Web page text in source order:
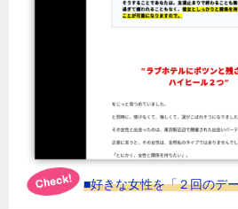
■好きな女性を「２回のデ